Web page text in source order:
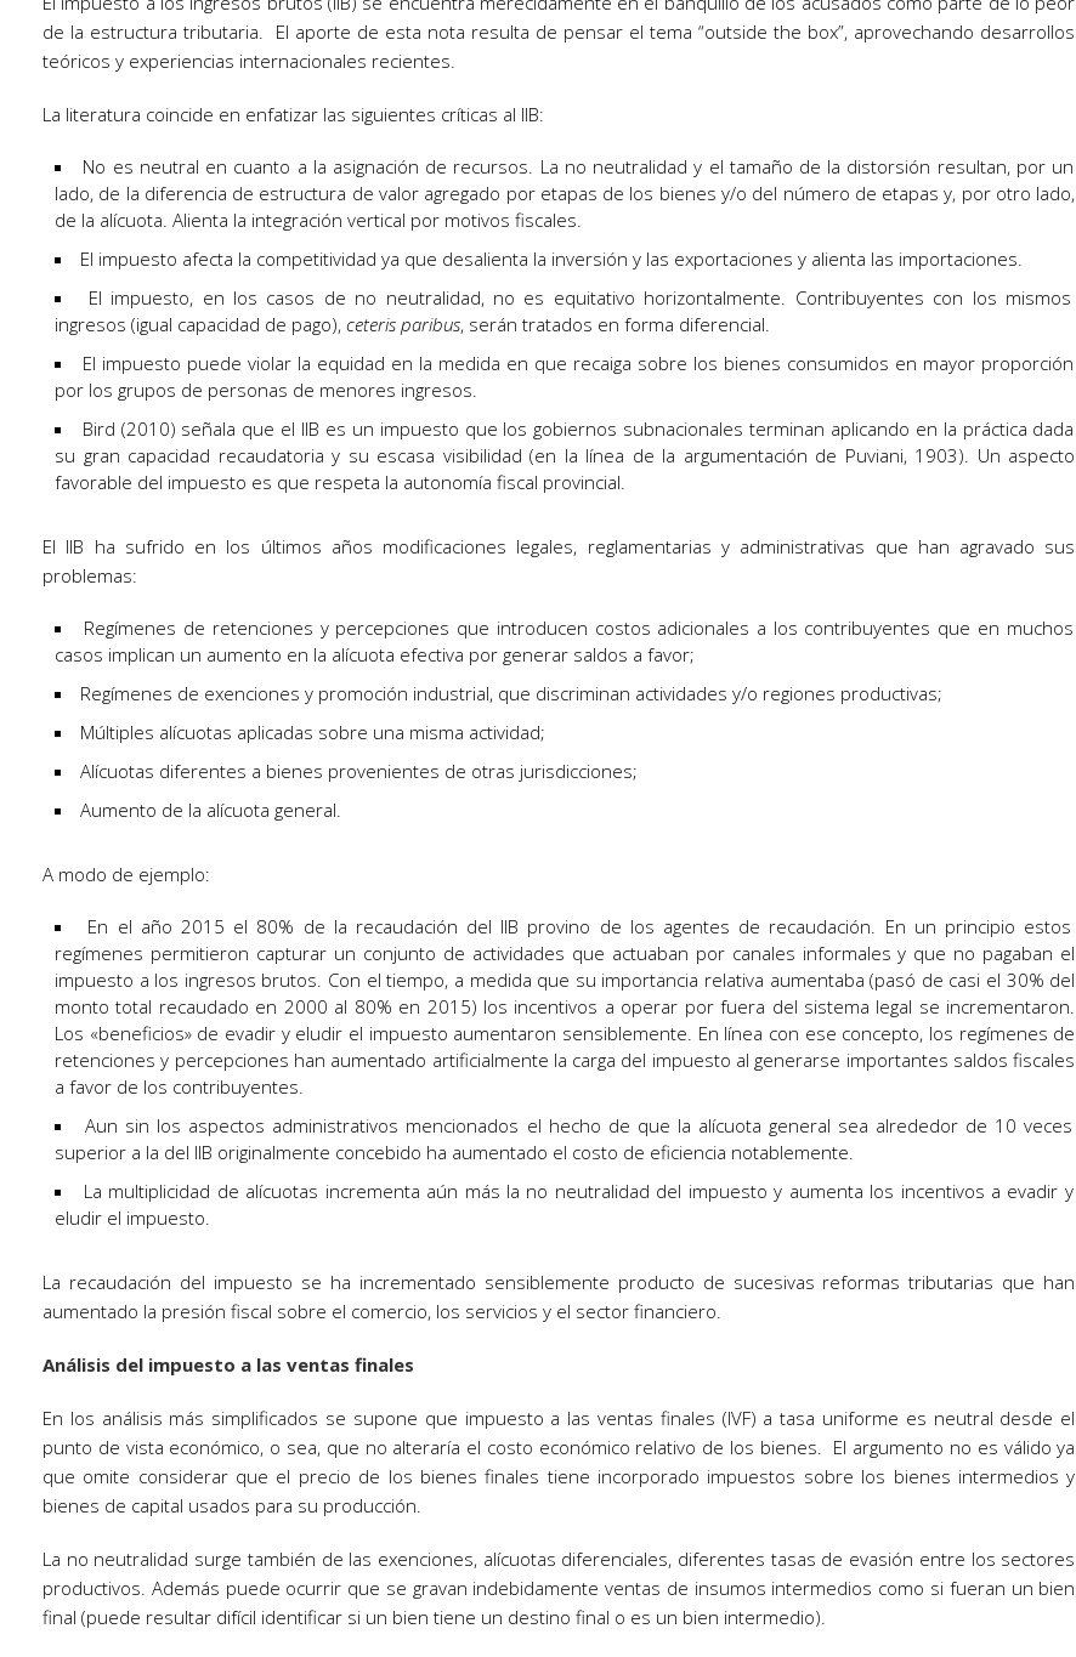
INGRESOS
de la estructura tributaria. El aporte de esta nota resulta de pensar el tema “outside the box”, aprovechando desarrollos
teóricos y experiencias internacionales recientes.
La literatura coincide en enfatizar las siguientes críticas al IIB:
No es neutral en cuanto a la asignación de recursos. La no neutralidad y el tamaño de la distorsión resultan, por un
lado, de la diferencia de estructura de valor agregado por etapas de los bienes y/o del número de etapas y, por otro lado,
de la alícuota. Alienta la integración vertical por motivos fiscales.
El impuesto afecta la competitividad ya que desalienta la inversión y las exportaciones y alienta las importaciones.
El impuesto, en los casos de no neutralidad, no es equitativo horizontalmente. Contribuyentes con los mismos
ingresos (igual capacidad de pago), ceteris paribus, serán tratados en forma diferencial.
El impuesto puede violar la equidad en la medida en que recaiga sobre los bienes consumidos en mayor proporción
por los grupos de personas de menores ingresos.
Bird (2010) señala que el IIB es un impuesto que los gobiernos subnacionales terminan aplicando en la práctica dada
su gran capacidad recaudatoria y su escasa visibilidad (en la línea de la argumentación de Puviani, 1903). Un aspecto
favorable del impuesto es que respeta la autonomía fiscal provincial.
El IIB ha sufrido en los últimos años modificaciones legales, reglamentarias y administrativas que han agravado sus
problemas:
Regímenes de retenciones y percepciones que introducen costos adicionales a los contribuyentes que en muchos
casos implican un aumento en la alícuota efectiva por generar saldos a favor;
Regímenes de exenciones y promoción industrial, que discriminan actividades y/o regiones productivas;
Múltiples alícuotas aplicadas sobre una misma actividad;
Alícuotas diferentes a bienes provenientes de otras jurisdicciones;
Aumento de la alícuota general.
A modo de ejemplo:
En el año 2015 el 80% de la recaudación del IIB provino de los agentes de recaudación. En un principio estos
regímenes permitieron capturar un conjunto de actividades que actuaban por canales informales y que no pagaban el
impuesto a los ingresos brutos. Con el tiempo, a medida que su importancia relativa aumentaba (pasó de casi el 30% del
monto total recaudado en 2000 al 80% en 2015) los incentivos a operar por fuera del sistema legal se incrementaron.
Los «beneficios» de evadir y eludir el impuesto aumentaron sensiblemente. En línea con ese concepto, los regímenes de
retenciones y percepciones han aumentado artificialmente la carga del impuesto al generarse importantes saldos fiscales
a favor de los contribuyentes.
Aun sin los aspectos administrativos mencionados el hecho de que la alícuota general sea alrededor de 10 veces
superior a la del IIB originalmente concebido ha aumentado el costo de eficiencia notablemente.
La multiplicidad de alícuotas incrementa aún más la no neutralidad del impuesto y aumenta los incentivos a evadir y
eludir el impuesto.
La recaudación del impuesto se ha incrementado sensiblemente producto de sucesivas reformas tributarias que han
aumentado la presión fiscal sobre el comercio, los servicios y el sector financiero.
Análisis del impuesto a las ventas finales
En los análisis más simplificados se supone que impuesto a las ventas finales (IVF) a tasa uniforme es neutral desde el
punto de vista económico, o sea, que no alteraría el costo económico relativo de los bienes. El argumento no es válido ya
que omite considerar que el precio de los bienes finales tiene incorporado impuestos sobre los bienes intermedios y
bienes de capital usados para su producción.
La no neutralidad surge también de las exenciones, alícuotas diferenciales, diferentes tasas de evasión entre los sectores
productivos. Además puede ocurrir que se gravan indebidamente ventas de insumos intermedios como si fueran un bien
final (puede resultar difícil identificar si un bien tiene un destino final o es un bien intermedio).